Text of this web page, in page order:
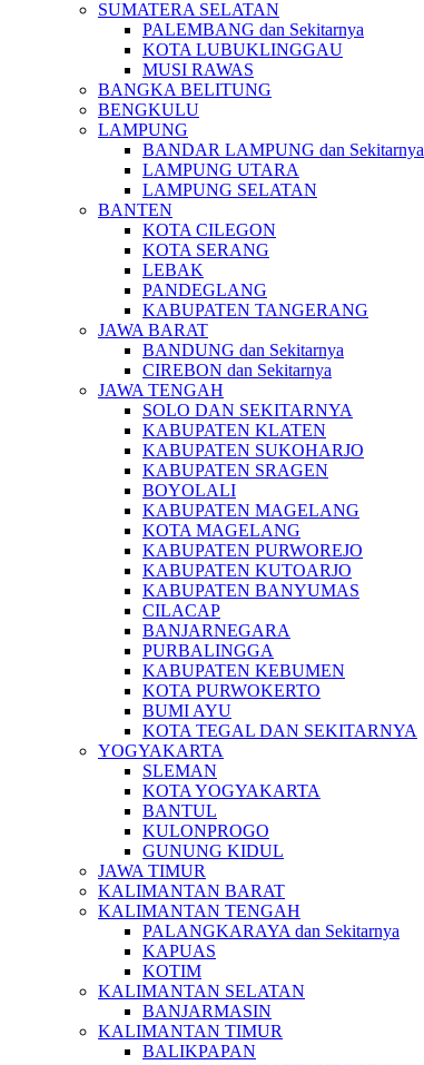
SUMATERA SELATAN
PALEMBANG dan Sekitarnya
KOTA LUBUKLINGGAU
MUSI RAWAS
BANGKA BELITUNG
BENGKULU
LAMPUNG
BANDAR LAMPUNG dan Sekitarnya
LAMPUNG UTARA
LAMPUNG SELATAN
BANTEN
KOTA CILEGON
KOTA SERANG
LEBAK
PANDEGLANG
KABUPATEN TANGERANG
JAWA BARAT
BANDUNG dan Sekitarnya
CIREBON dan Sekitarnya
JAWA TENGAH
SOLO DAN SEKITARNYA
KABUPATEN KLATEN
KABUPATEN SUKOHARJO
KABUPATEN SRAGEN
BOYOLALI
KABUPATEN MAGELANG
KOTA MAGELANG
KABUPATEN PURWOREJO
KABUPATEN KUTOARJO
KABUPATEN BANYUMAS
CILACAP
BANJARNEGARA
PURBALINGGA
KABUPATEN KEBUMEN
KOTA PURWOKERTO
BUMI AYU
KOTA TEGAL DAN SEKITARNYA
YOGYAKARTA
SLEMAN
KOTA YOGYAKARTA
BANTUL
KULONPROGO
GUNUNG KIDUL
JAWA TIMUR
KALIMANTAN BARAT
KALIMANTAN TENGAH
PALANGKARAYA dan Sekitarnya
KAPUAS
KOTIM
KALIMANTAN SELATAN
BANJARMASIN
KALIMANTAN TIMUR
BALIKPAPAN